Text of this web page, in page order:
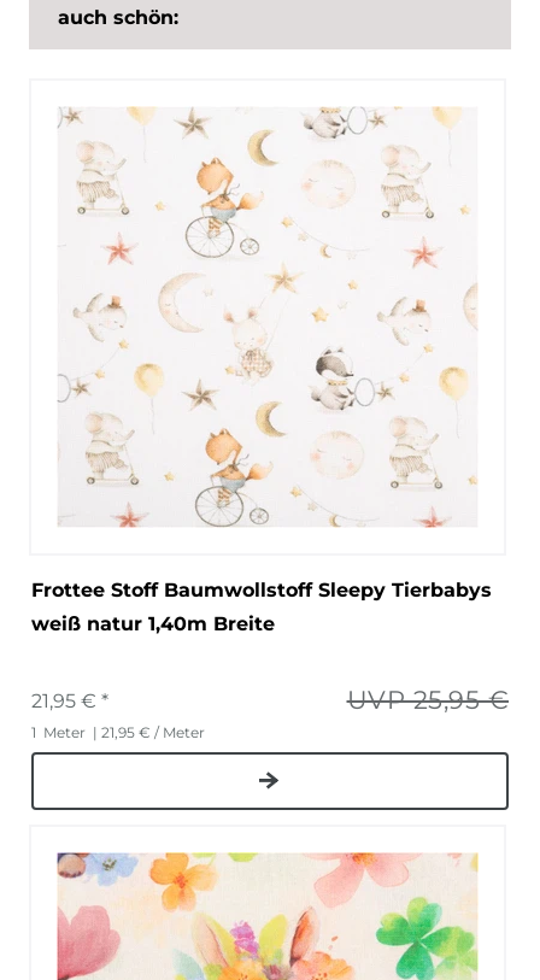
auch schön:
Frottee Stoff Baumwollstoff Sleepy Tierbabys
weiß natur 1,40m Breite
UVP 25,95 €
21,95 € *
1 Meter | 21,95 € / Meter